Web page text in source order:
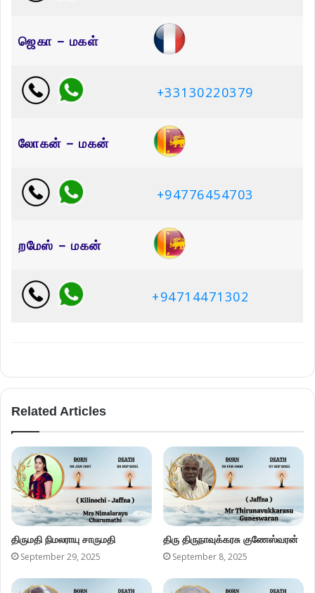
ஜெகா – மகள்
+33130220379
லோகன் – மகன்
+94776454703
றமேஸ் – மகன்
+94714471302
Related Articles
திருமதி நிமலராயு சாருமதி
September 29, 2025
திரு திருநாவுக்கரசு குணேஸ்வரன்
September 8, 2025